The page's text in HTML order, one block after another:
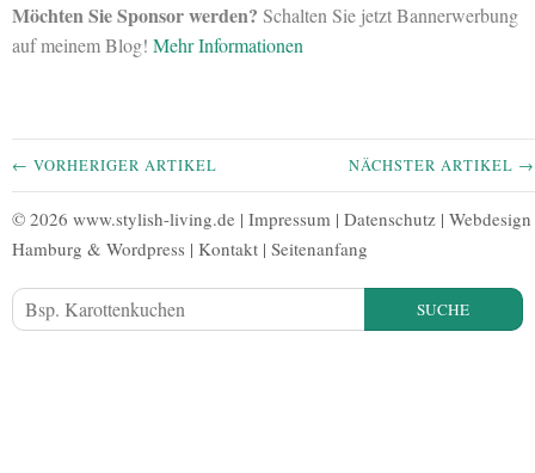
Möchten Sie Sponsor werden? Schalten Sie jetzt Bannerwerbung
auf meinem Blog! Mehr Informationen
← VORHERIGER ARTIKEL NÄCHSTER ARTIKEL →
© 2026 www.stylish-living.de | Impressum | Datenschutz | Webdesign
Hamburg & Wordpress | Kontakt | Seitenanfang
SUCHE